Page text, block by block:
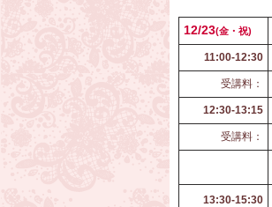
12/23(金・祝)
11:00-12:30
受講料：
12:30-13:15
受講料：
13:30-15:30